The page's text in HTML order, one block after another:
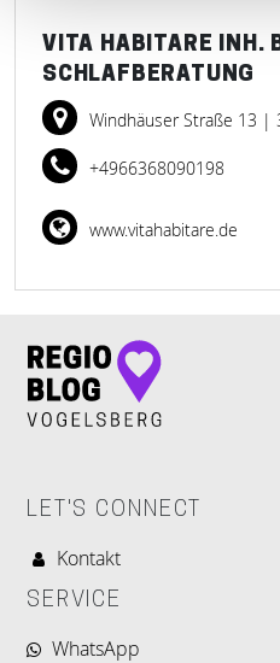
VITA HABITARE INH.
SCHLAFBERATUNG
Windhäuser Straße 13 |
+4966368090198
www.vitahabitare.de
LET'S CONNECT
Kontakt
SERVICE
WhatsApp